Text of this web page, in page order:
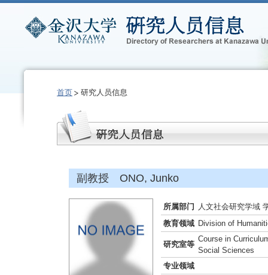
首页 研究人员信息
副教授 ONO, Junko
所属部门
人文社会研究学域
教育领域 Division of
研究室等
Course in
Social Sciences
专业领域